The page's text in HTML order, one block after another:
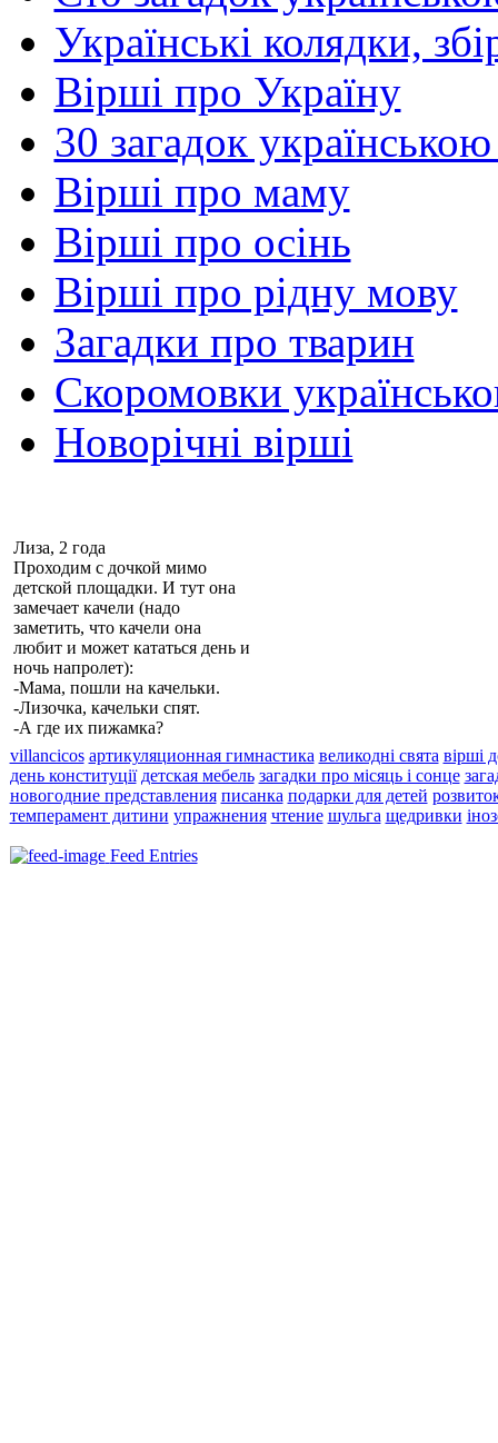
Українські колядки,
Вірші про Україну
30 загадок
Вірші про маму
Вірші про осінь
Вірші про рідну мову
Загадки про тварин
Скоромовки
Новорічні вірші
Лиза, 2 года
Проходим с дочкой мимо
детской площадки. И тут она
замечает качели (надо
заметить, что качели она
любит и может кататься день и
ночь напролет):
-Мама, пошли на качельки.
-Лизочка, качельки спят.
-А где их пижамка?
villancicos артикуляционная гимнастика великодні свята вірші
день конституції детская мебель загадки про місяць і сонце
новогодние представления писанка подарки для детей
темперамент дитини упражнения чтение шульга щедривки
Feed Entries